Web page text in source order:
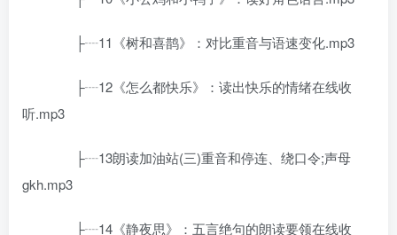
├┈11《树和喜鹊》：对比重音与语速变化.mp3
├┈12《怎么都快乐》：读出快乐的情绪在线收
听.mp3
├┈13朗读加油站(三)重音和停连、绕口令;声母
gkh.mp3
├┈14《静夜思》：五言绝句的朗读要领在线收